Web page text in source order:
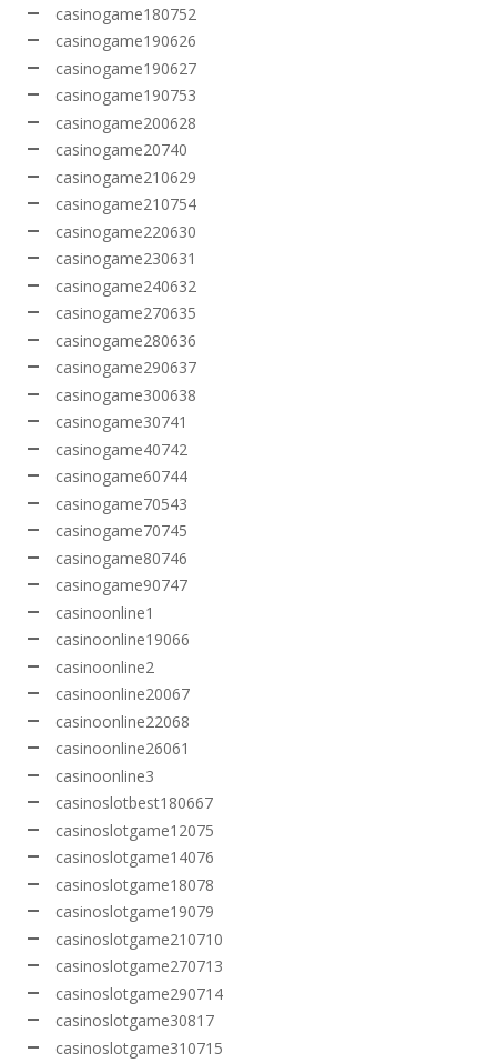
casinogame180752
casinogame190626
casinogame190627
casinogame190753
casinogame200628
casinogame20740
casinogame210629
casinogame210754
casinogame220630
casinogame230631
casinogame240632
casinogame270635
casinogame280636
casinogame290637
casinogame300638
casinogame30741
casinogame40742
casinogame60744
casinogame70543
casinogame70745
casinogame80746
casinogame90747
casinoonline1
casinoonline19066
casinoonline2
casinoonline20067
casinoonline22068
casinoonline26061
casinoonline3
casinoslotbest180667
casinoslotgame12075
casinoslotgame14076
casinoslotgame18078
casinoslotgame19079
casinoslotgame210710
casinoslotgame270713
casinoslotgame290714
casinoslotgame30817
casinoslotgame310715